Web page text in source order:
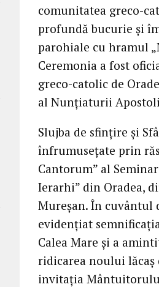
comunitatea greco-
profundă bucurie și
parohiale cu hramul
Ceremonia a fost
greco-catolic de
al Nunțiaturii
Slujba de sfințire și
înfrumusețate prin
Cantorum” al
Ierarhi” din Oradea,
Mureșan. În cuvântul
evidențiat
Calea Mare și a
ridicarea noului lăcaș
invitația